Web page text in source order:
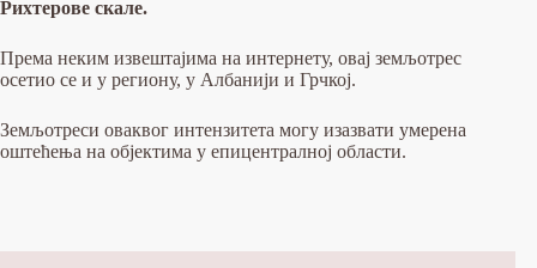
Рихтерове скале.
Према неким извештајима на интернету, овај земљотрес
осетио се и у региону, у Албанији и Грчкој.
Земљотреси оваквог интензитета могу изазвати умерена
оштећења на објектима у епицентралној области.